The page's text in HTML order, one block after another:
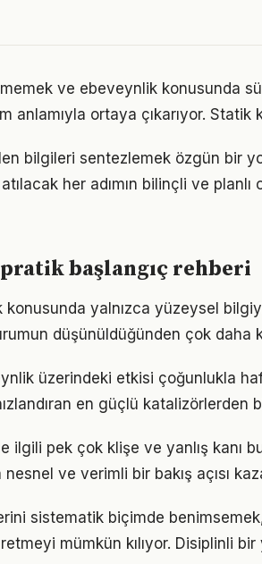
ve ebeveynlik konusunda
anlamıyla ortaya çıkarıyor. Statik
bilgileri sentezlemek özgün bir
her adımın bilinçli ve planlı
başlangıç rehberi
konusunda yalnızca yüzeysel
düşünüldüğünden çok daha
üzerindeki etkisi çoğunlukla
en güçlü katalizörlerden
ilgili pek çok klişe ve yanlış kanı
ve verimli bir bakış açısı
sistematik biçimde
mümkün kılıyor. Disiplinli